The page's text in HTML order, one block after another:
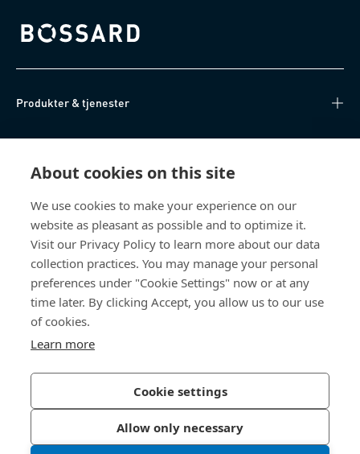
About cookies on this site
We use cookies to make your experience on our
website as pleasant as possible and to optimize it.
Visit our Privacy Policy to learn more about our data
collection practices. You may manage your personal
preferences under "Cookie Settings" now or at any
time later. By clicking Accept, you allow us to our use
of cookies.
Learn more
Cookie settings
Allow only necessary
Bossard homepage
Produkter & tjenester
Videnscenter
Om os
Bossard Danmark
Stamholmen 150
2650 Hvidovre